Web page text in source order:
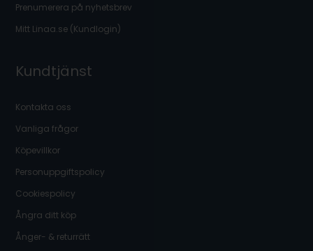
Prenumerera på nyhetsbrev
Mitt Linaa.se (Kundlogin)
Kundtjänst
Kontakta oss
Vanliga frågor
Köpevillkor
Personuppgiftspolicy
Cookiespolicy
Ångra ditt köp
Ånger- & returrätt